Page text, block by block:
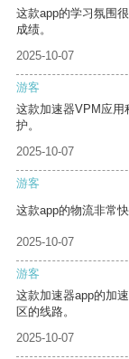
这款app的学习氛围
成绩。
2025-10-07
游客
这款加速器VPM应用
护。
2025-10-07
游客
这款app的物流非常
2025-10-07
游客
这款加速器app的加
区的线路。
2025-10-07